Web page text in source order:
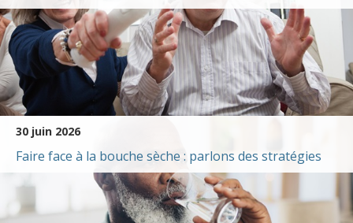
30 juin 2026
Faire face à la bouche sèche : parlons des stratégies